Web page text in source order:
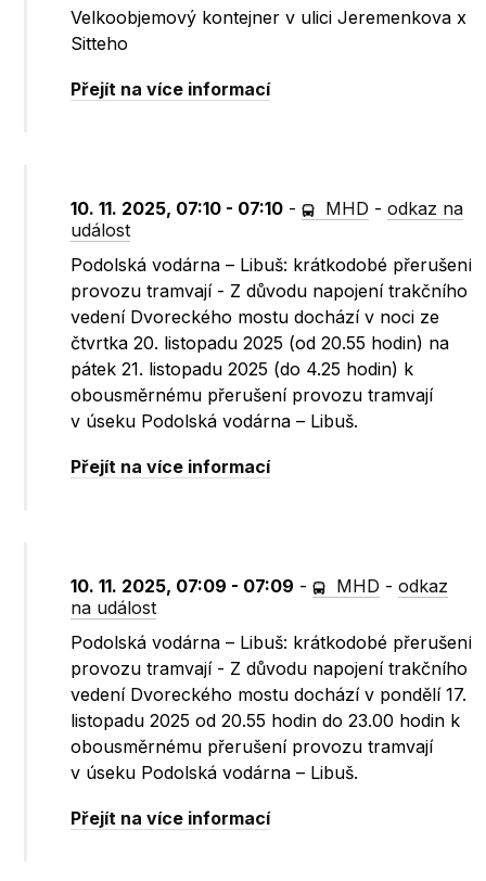
Velkoobjemový kontejner v ulici Jeremenkova x
Sitteho
Přejít na více informací
10. 11. 2025, 07:10 - 07:10 - MHD -odkaz na
událost
Podolská vodárna – Libuš: krátkodobé přerušení
provozu tramvají - Z důvodu napojení trakčního
vedení Dvoreckého mostu dochází v noci ze
čtvrtka 20. listopadu 2025 (od 20.55 hodin) na
pátek 21. listopadu 2025 (do 4.25 hodin) k
obousměrnému přerušení provozu tramvají
v úseku Podolská vodárna – Libuš.
Přejít na více informací
10. 11. 2025, 07:09 - 07:09 - MHD -odkaz
na událost
Podolská vodárna – Libuš: krátkodobé přerušení
provozu tramvají - Z důvodu napojení trakčního
vedení Dvoreckého mostu dochází v pondělí 17.
listopadu 2025 od 20.55 hodin do 23.00 hodin k
obousměrnému přerušení provozu tramvají
v úseku Podolská vodárna – Libuš.
Přejít na více informací